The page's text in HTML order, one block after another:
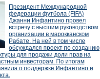
Президент Международной
федерации футбола (FIFA)
Джанни Инфантино провел
встречу с высшим руководством
организации в марокканском
Рабате. На ней в том числе
обсуждался проект по созданию
для продажи доли прав на
инвесторам. По итогам
о поддержке Инфантино и